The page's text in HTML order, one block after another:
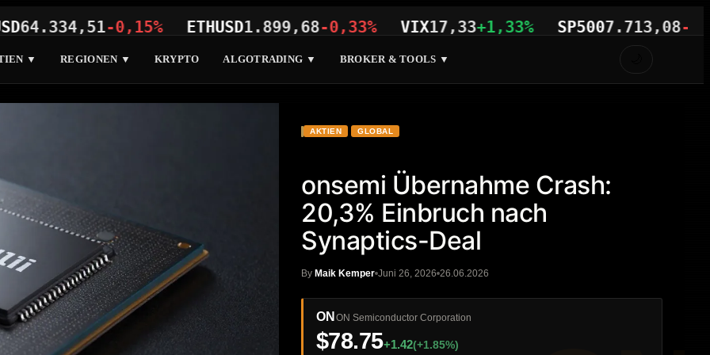
-0,15% ETHUSD1.899,68-0,33% VIX 17,33+1,33% SP5007.713,08-0,04%
▼ REGIONEN ▼ KRYPTO ALGOTRADING ▼ BROKER & TOOLS ▼
AKTIEN GLOBAL
onsemi Übernahme Crash:
20,3% Einbruch nach
Synaptics-Deal
By Maik Kemper Juni 26, 2026 26.06.2026
ON ON Semiconductor Corporation
$78.75+1.42(+1.85%)